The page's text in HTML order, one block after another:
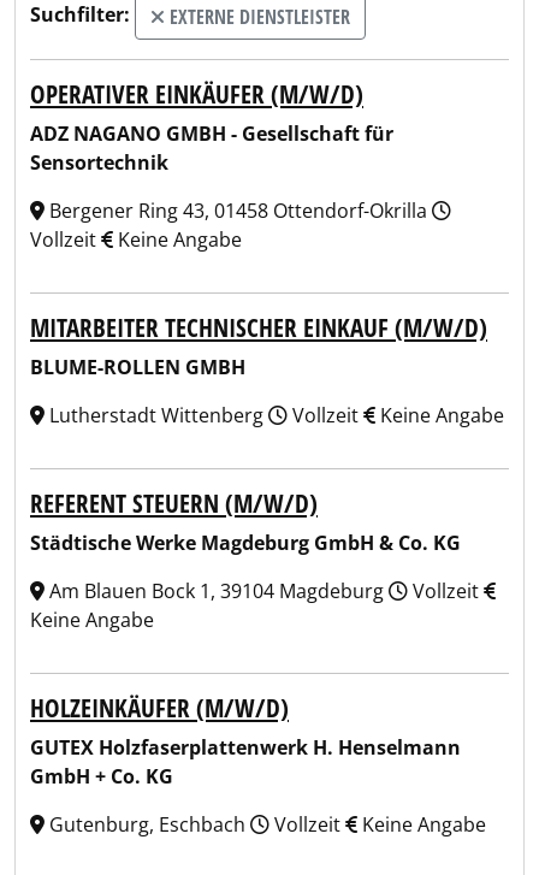
Suchfilter: EXTERNE DIENSTLEISTER
OPERATIVER EINKÄUFER (M/W/D)
ADZ NAGANO GMBH - Gesellschaft für
Sensortechnik
Bergener Ring 43, 01458 Ottendorf-Okrilla
Vollzeit
Keine Angabe
MITARBEITER TECHNISCHER EINKAUF (M/W/D)
BLUME-ROLLEN GMBH
Lutherstadt Wittenberg
Vollzeit Keine Angabe
REFERENT STEUERN (M/W/D)
Städtische Werke Magdeburg GmbH & Co. KG
Am Blauen Bock 1, 39104 Magdeburg
Vollzeit
Keine Angabe
HOLZEINKÄUFER (M/W/D)
GUTEX Holzfaserplattenwerk H. Henselmann
GmbH + Co. KG
Gutenburg, Eschbach
Vollzeit Keine Angabe